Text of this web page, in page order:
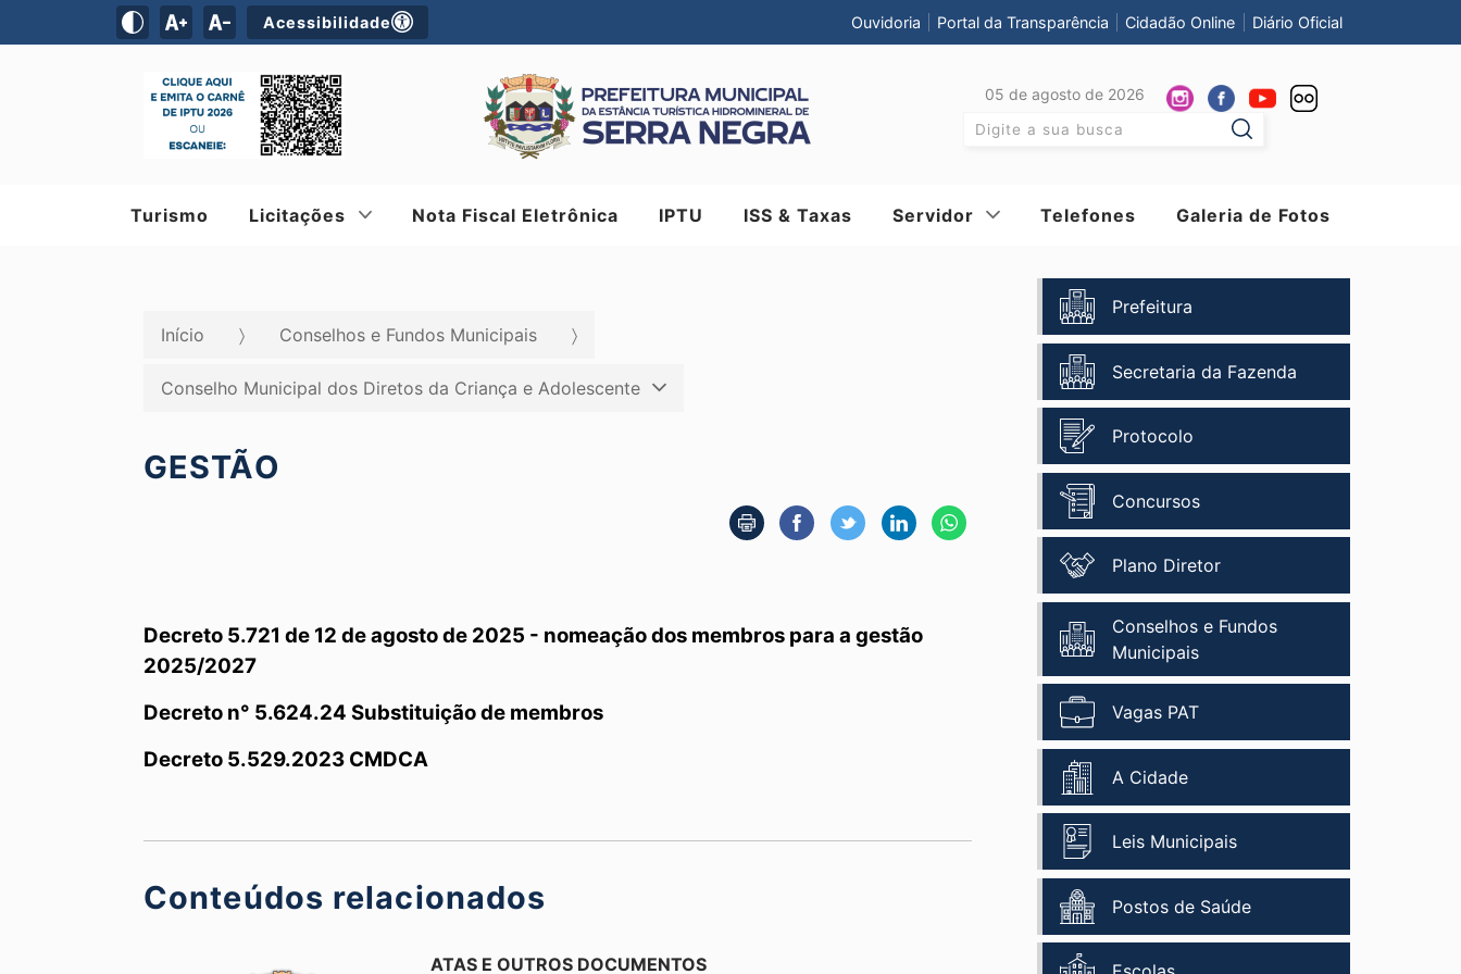
Acessibilidade Ouvidoria Portal da Transparência Cidadão Online Diário Oficial
05 de agosto de 2026
Turismo Licitações Nota Fiscal Eletrônica IPTU ISS & Taxas Servidor Telefones Galeria de Fotos
Início Conselhos e Fundos Municipais
Conselho Municipal dos Diretos da Criança e Adolescente
GESTÃO
Decreto 5.721 de 12 de agosto de 2025 - nomeação dos membros para a gestão
2025/2027
Decreto n° 5.624.24 Substituição de membros
Decreto 5.529.2023 CMDCA
Conteúdos relacionados
ATAS E OUTROS DOCUMENTOS
Prefeitura
Secretaria da Fazenda
Protocolo
Concursos
Plano Diretor
Conselhos e Fundos
Municipais
Vagas PAT
A Cidade
Leis Municipais
Postos de Saúde